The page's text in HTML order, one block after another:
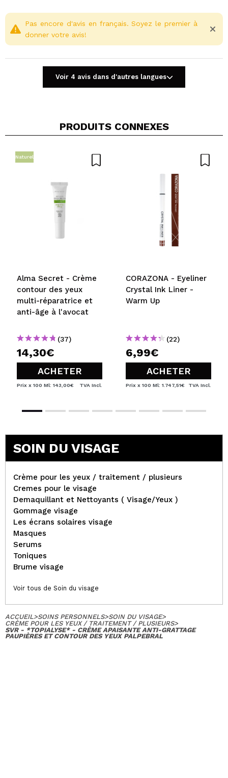
polyallergiques.
Convient aux porteurs de lentilles de contact.
Hypoallergénique. Pas de parfum.
Partager une vidéo ou une photo
Oui
Pas encore d'avis en français. Soyez le premier à
donner votre avis!
Voir 4 avis dans d'autres langues
PRODUITS CONNEXES
Naturel
Alma Secret - Crème
contour des yeux
multi-réparatrice et
anti-âge à l'avocat
(37)
14,30€
ACHETER
Prix x 100 Ml: 143,00€ TVA Incl.
CORAZONA - Eyeliner
Crystal Ink Liner -
Warm Up
(22)
6,99€
ACHETER
Prix x 100 Ml: 1.747,51€ TVA Incl.
SOIN DU VISAGE
Crème pour les yeux / traitement / plusieurs
Cremes pour le visage
Demaquillant et Nettoyants ( Visage/Yeux )
Gommage visage
Les écrans solaires visage
Masques
Serums
Toniques
Brume visage
Voir tous de Soin du visage
ACCUEIL>SOINS PERSONNELS>SOIN DU VISAGE>
CRÈME POUR LES YEUX / TRAITEMENT / PLUSIEURS>
SVR - *TOPIALYSE* - CRÈME APAISANTE ANTI-GRATTAGE
PAUPIÈRES ET CONTOUR DES YEUX PALPEBRAL